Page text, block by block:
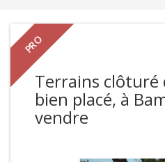
PRO
Terrains clôturé
bien placé, à
vendre